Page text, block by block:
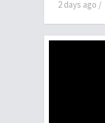
2 days ago /